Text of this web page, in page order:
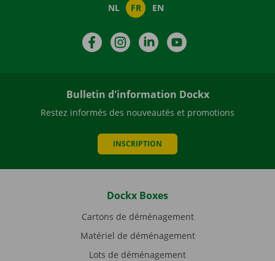
NL FR EN
FacebookInstagramLinkedIn
Bulletin d'information Dockx
Restez informés des nouveautés et promotions
INSCRIPTION
Dockx Boxes
Cartons de déménagement
Matériel de déménagement
Lots de déménagement